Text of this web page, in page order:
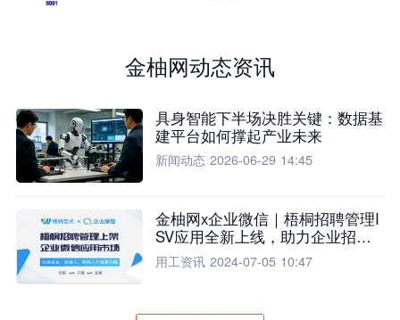
金柚网动态资讯
具身智能下半场决胜关键：数据基
建平台如何撑起产业未来
新闻动态 2026-06-29 14:45
金柚网x企业微信｜梧桐招聘管理I
SV应用全新上线，助力企业招聘
流程全面升级
用工资讯 2024-07-05 10:47